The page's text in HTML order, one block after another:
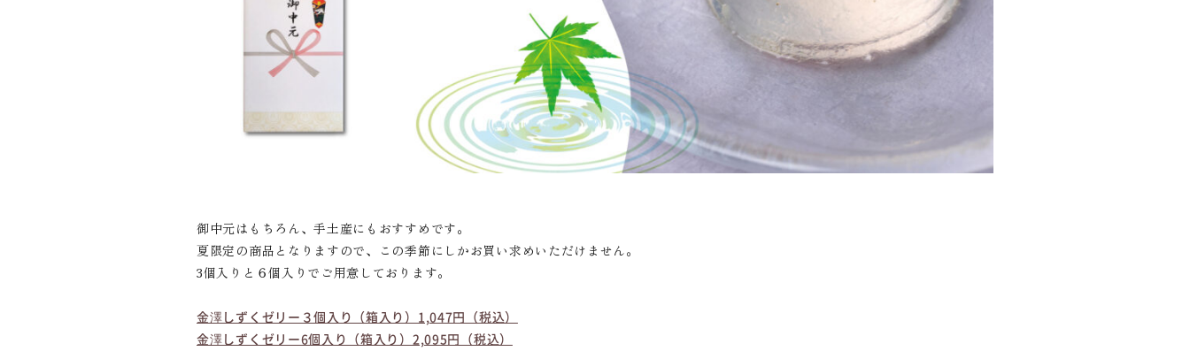
御中元はもちろん、手土産にもおすすめです。
夏限定の商品となりますので、この季節にしかお買い求めいただけません。
3個入りと６個入りでご用意しております。
金澤しずくゼリー３個入り（箱入り）1,047円（税込）
金澤しずくゼリー6個入り（箱入り）2,095円（税込）